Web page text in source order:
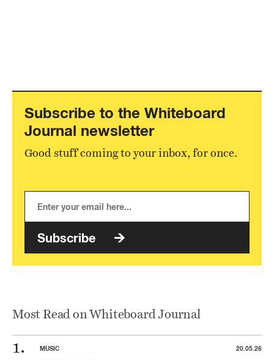
Subscribe to the Whiteboard
Journal newsletter
Good stuff coming to your inbox, for once.
Subscribe
Most Read on Whiteboard Journal
MUSIC 20.05.26